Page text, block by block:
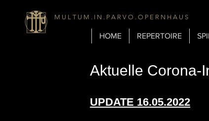
M U L T U M . I N . P A R V O . O P E R N H A U S
HOME REPERTOIRE
Aktuelle Corona-
UPDATE 16.05.2022